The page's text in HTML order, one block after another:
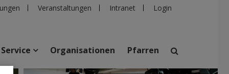
Veranstaltungen Intranet Login
Service Organisationen Pfarren